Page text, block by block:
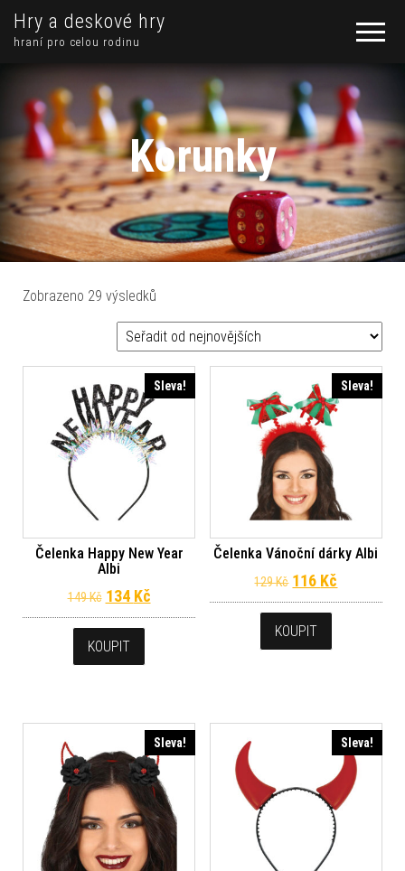
Hry a deskové hry
hraní pro celou rodinu
Korunky
Zobrazeno 29 výsledků
Sleva!
Čelenka Happy New Year
Albi
149Kč Původní cena byla: 149 Kč.
134 KčAktuální cena je: 134 Kč.
KOUPIT
Sleva!
Čelenka Vánoční dárky Albi
129Kč Původní cena
116 Kč
KOUPIT
Sleva! Sleva!